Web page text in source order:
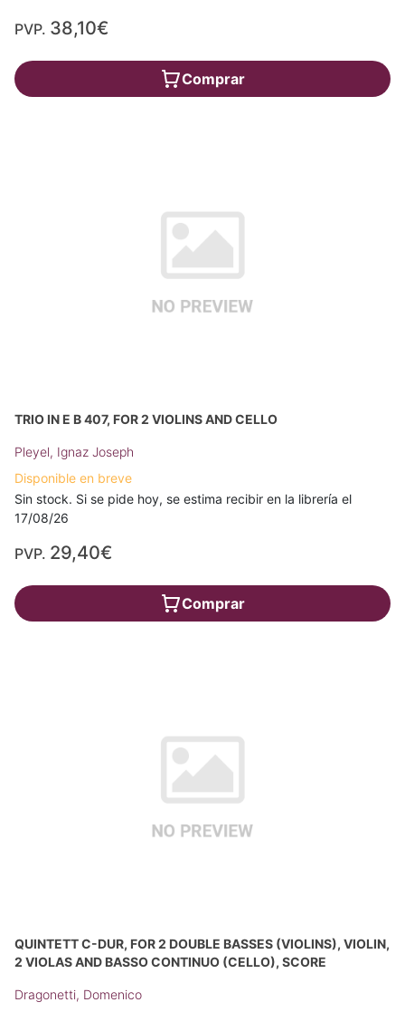
PVP. 38,10€
Comprar
TRIO IN E B 407, FOR 2 VIOLINS AND CELLO
Pleyel, Ignaz Joseph
Disponible en breve
Sin stock. Si se pide hoy, se estima recibir en la librería el
17/08/26
PVP. 29,40€
Comprar
QUINTETT C-DUR, FOR 2 DOUBLE BASSES (VIOLINS), VIOLIN,
2 VIOLAS AND BASSO CONTINUO (CELLO), SCORE
Dragonetti, Domenico